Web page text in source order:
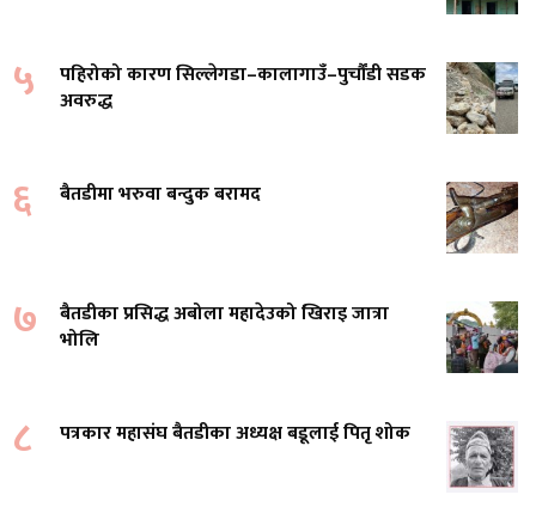
५
पहिरोको कारण सिल्लेगडा–कालागाउँ–पुर्चौंडी सडक
अवरुद्ध
६ बैतडीमा भरुवा बन्दुक बरामद
७
बैतडीका प्रसिद्ध अबोला महादेउको खिराइ जात्रा
भोलि
८ पत्रकार महासंघ बैतडीका अध्यक्ष बडूलाई पितृ शोक